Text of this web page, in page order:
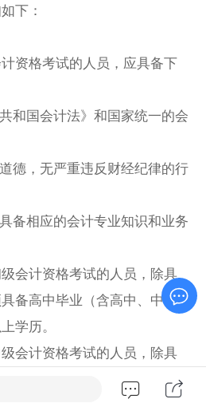
下：
格考试的人员，应具备下
国会计法》和国家统一的会
，无严重违反财经纪律的行
相应的会计专业知识和业务
计资格考试的人员，除具
备高中毕业（含高中、中
学历。
计资格考试的人员，除具
备下列条件之一：